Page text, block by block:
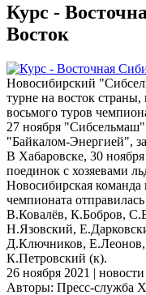
Курс -
Восток
Новосибирский
турне на восток страны,
восьмого туров
27 ноября
"Байкалом-Энергией",
В Хабаровске, 30
поединок с хозяевами
Новосибирская
чемпионата
В.Ковалёв, К.Бобров,
Н.Язовский,
Д.Ключников,
К.Петровский (к).
26 ноября 2021 | новости
Авторы: Пресс-служба